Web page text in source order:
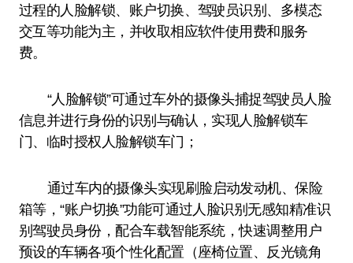
过程的人脸解锁、账户切换、驾驶员识别、多模态
交互等功能为主，并收取相应软件使用费和服务
费。
“人脸解锁”可通过车外的摄像头捕捉驾驶员人脸
信息并进行身份的识别与确认，实现人脸解锁车
门、临时授权人脸解锁车门；
通过车内的摄像头实现刷脸启动发动机、保险
箱等，“账户切换”功能可通过人脸识别无感知精准识
别驾驶员身份，配合车载智能系统，快速调整用户
预设的车辆各项个性化配置（座椅位置、反光镜角